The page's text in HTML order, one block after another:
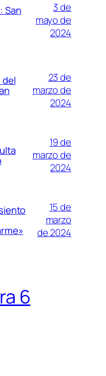
San
3 de
mayo de
2024
del
23 de
marzo de
2024
19 de
marzo de
2024
15 de
marzo
de 2024
6